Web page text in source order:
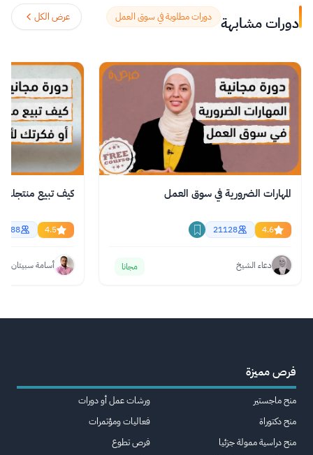
تحقيق الإمكانات الكاملة.اقرأ المزيد.
دورات مشابهة دورات مطلوبة في سوق العمل عرض الكل
المهارات الضرورية في سوق العمل
4.6
21128
دعاء الشيخ مجانا
كيف تبيع
4.5
أسامة سبيتان
فرص مميزة
منح ماجستير
منح دكتوراة
منح دراسية ممولة جزئيا
ورشات عمل أو دورات
فعاليات ومؤتمرات
فرص تطوع